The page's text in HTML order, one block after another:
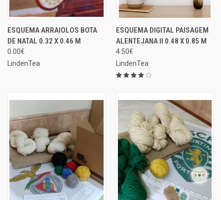
ESQUEMA ARRAIOLOS BOTA
DE NATAL 0.32 X 0.46 M
0.00€
LindenTea
ESQUEMA DIGITAL PAISAGEM
ALENTEJANA II 0.48 X 0.85 M
4.50€
LindenTea